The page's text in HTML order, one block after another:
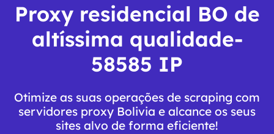
Proxy residencial BO de
altíssima qualidade-
58585 IP
Otimize as suas operações de scraping com
servidores proxy Bolivia e alcance os seus
sites alvo de forma eficiente!